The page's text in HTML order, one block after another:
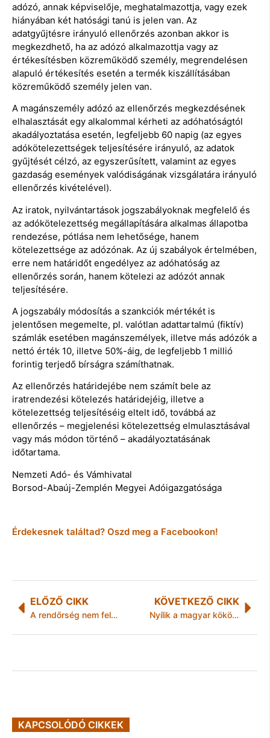
adózó, annak képviselője, meghatalmazottja, vagy ezek
hiányában két hatósági tanú is jelen van. Az
adatgyűjtésre irányuló ellenőrzés azonban akkor is
megkezdhető, ha az adózó alkalmazottja vagy az
értékesítésben közreműködő személy, megrendelésen
alapuló értékesítés esetén a termék kiszállításában
közreműködő személy jelen van.
A magánszemély adózó az ellenőrzés megkezdésének
elhalasztását egy alkalommal kérheti az adóhatóságtól
akadályoztatása esetén, legfeljebb 60 napig (az egyes
adókötelezettségek teljesítésére irányuló, az adatok
gyűjtését célzó, az egyszerűsített, valamint az egyes
gazdaság események valódiságának vizsgálatára irányuló
ellenőrzés kivételével).
Az iratok, nyilvántartások jogszabályoknak megfelelő és
az adókötelezettség megállapítására alkalmas állapotba
rendezése, pótlása nem lehetősége, hanem
kötelezettsége az adózónak. Az új szabályok értelmében,
erre nem határidőt engedélyez az adóhatóság az
ellenőrzés során, hanem kötelezi az adózót annak
teljesítésére.
A jogszabály módosítás a szankciók mértékét is
jelentősen megemelte, pl. valótlan adattartalmú (fiktív)
számlák esetében magánszemélyek, illetve más adózók a
nettó érték 10, illetve 50%-áig, de legfeljebb 1 millió
forintig terjedő bírságra számíthatnak.
Az ellenőrzés határidejébe nem számít bele az
iratrendezési kötelezés határidejéig, illetve a
kötelezettség teljesítéséig eltelt idő, továbbá az
ellenőrzés – megjelenési kötelezettség elmulasztásával
vagy más módon történő – akadályoztatásának
időtartama.
Nemzeti Adó- és Vámhivatal
Borsod-Abaúj-Zemplén Megyei Adóigazgatósága
Érdekesnek találtad? Oszd meg a Facebookon!
ELŐZŐ CIKK
A rendőrség nem felejt!
KÖVETKEZŐ CIKK
Nyílik a magyar kökörcsin
KAPCSOLÓDÓ CIKKEK